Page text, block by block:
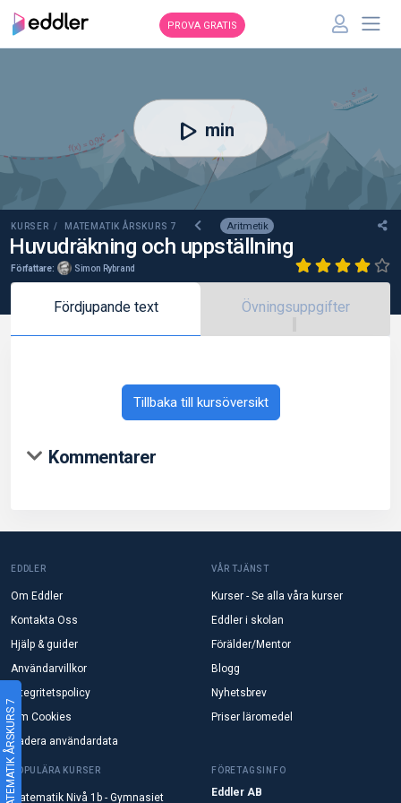
MATEMATIK ÅRSKURS 7
PROVA GRATIS
KURSER / MATEMATIK ÅRSKURS 7 Aritmetik
Huvudräkning och uppställning
Författare: Simon Rybrand
min
Fördjupande text Övningsuppgifter
Tillbaka till kursöversikt
Kommentarer
EDDLER
Om Eddler
Kontakta Oss
Hjälp & guider
Användarvillkor
Integritetspolicy
Om Cookies
Radera användardata
VÅR TJÄNST
Kurser - Se alla våra kurser
Eddler i skolan
Förälder/Mentor
Blogg
Nyhetsbrev
Priser läromedel
POPULÄRA KURSER
Matematik Nivå 1b - Gymnasiet
FÖRETAGSINFO
Eddler AB